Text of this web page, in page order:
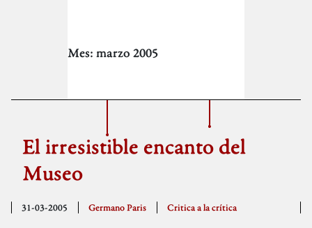
Mes: marzo 2005
El irresistible encanto del
Museo
31-03-2005 Germano Paris Critica a la crítica